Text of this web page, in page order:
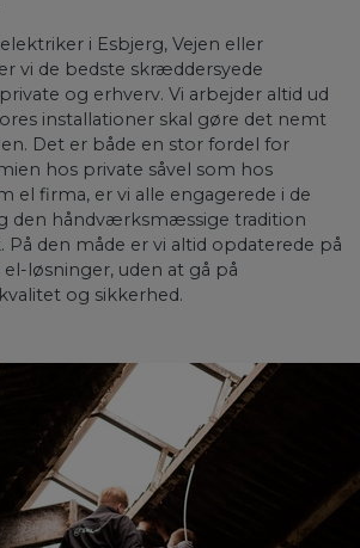
i Esbjerg, Vejen eller
vi de bedste skræddersyede
og erhverv. Vi arbejder altid ud
installationer skal gøre det nemt
Det er både en stor fordel for
hos private såvel som hos
el firma, er vi alle engagerede i de
den håndværksmæssige tradition
På den måde er vi altid opdaterede på
løsninger, uden at gå på
og sikkerhed.